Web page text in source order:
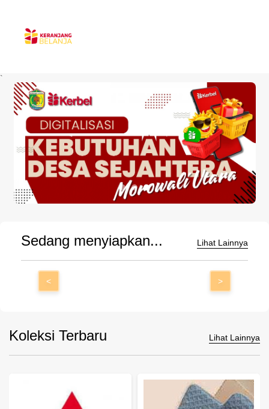
`
Sedang menyiapkan... Lihat Lainnya
< >
Koleksi Terbaru Lihat Lainnya